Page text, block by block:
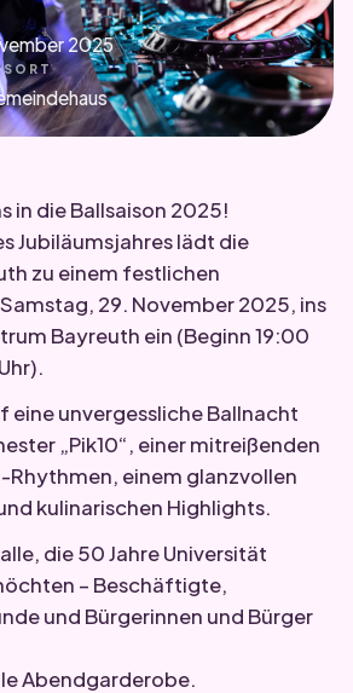
2025
in die Ballsaison 2025!
Jubiläumsjahres lädt die
zu einem festlichen
29. November 2025, ins
Bayreuth ein (Beginn 19:00
eine unvergessliche Ballnacht
„Pik10“, einer mitreißenden
Rhythmen, einem glanzvollen
kulinarischen Highlights.
die 50 Jahre Universität
– Beschäftigte,
und Bürgerinnen und Bürger
Abendgarderobe.